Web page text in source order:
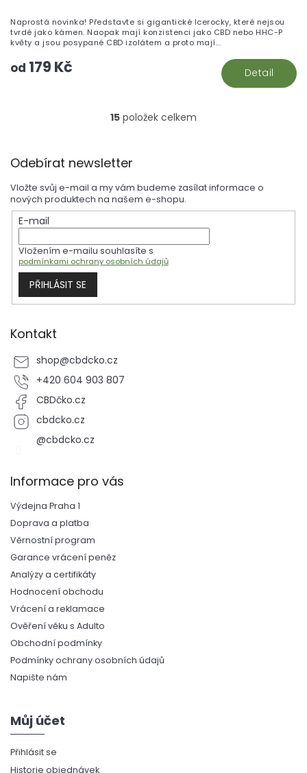
od 179 Kč Detail
Naprostá novinka! Představte si gigantické Icerocky, které nejsou
tvrdé jako kámen. Naopak mají konzistenci jako CBD nebo HHC-P
květy a jsou posypané CBD izolátem a proto mají...
O
a
c
í
p
r
v
k
ý
15 položek celkem
Odebírat newsletter
Vložte svůj e-mail a my vám budeme zasílat informace o
nových produktech na našem e-shopu.
E-mail
Vložením e-mailu souhlasíte s
podmínkami ochrany osobních údajů
PŘIHLÁSIT SE
Kontakt
shop@cbdcko.cz
+420 604 903 807
CBDčko.cz
cbdcko.cz
@cbdcko.cz
Informace pro vás
Výdejna Praha 1
Doprava a platba
Věrnostní program
Garance vrácení peněz
Analýzy a certifikáty
Hodnocení obchodu
Vrácení a reklamace
Ověření věku s Adulto
Obchodní podmínky
Podmínky ochrany osobních údajů
Napište nám
Můj účet
Přihlásit se
Historie objednávek